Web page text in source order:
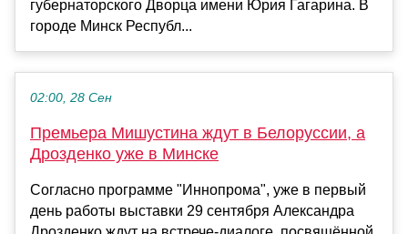
губернаторского Дворца имени Юрия Гагарина. В
городе Минск Республ...
02:00, 28 Сен
Премьера Мишустина ждут в Белоруссии, а
Дрозденко уже в Минске
Согласно программе "Иннопрома", уже в первый
день работы выставки 29 сентября Александра